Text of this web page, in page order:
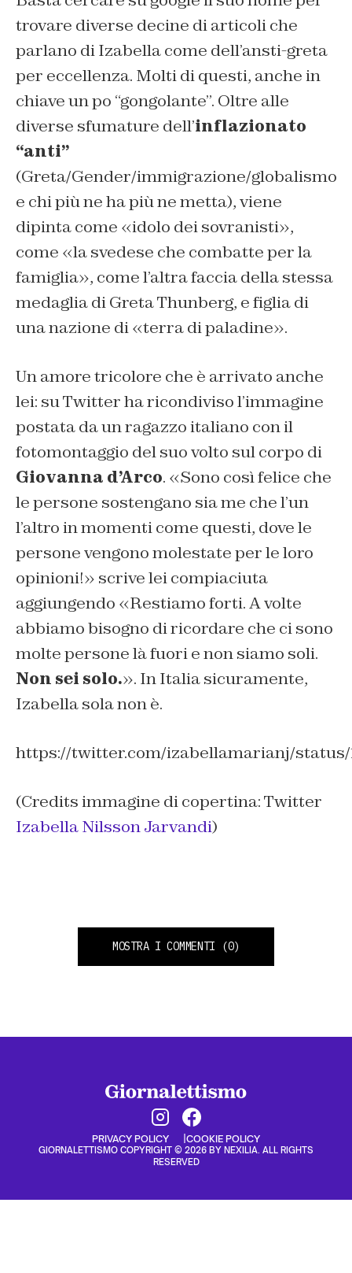
trovare diverse decine di articoli che
parlano di Izabella come dell’ansti-greta
per eccellenza. Molti di questi, anche in
chiave un po “gongolante”. Oltre alle
diverse sfumature dell’inflazionato
“anti”
(Greta/Gender/immigrazione/globalismo
e chi più ne ha più ne metta), viene
dipinta come «idolo dei sovranisti»,
come «la svedese che combatte per la
famiglia», come l’altra faccia della stessa
medaglia di Greta Thunberg, e figlia di
una nazione di «terra di paladine».
Un amore tricolore che è arrivato anche
lei: su Twitter ha ricondiviso l’immagine
postata da un ragazzo italiano con il
fotomontaggio del suo volto sul corpo di
Giovanna d’Arco. «Sono così felice che
le persone sostengano sia me che l’un
l’altro in momenti come questi, dove le
persone vengono molestate per le loro
opinioni!» scrive lei compiaciuta
aggiungendo «Restiamo forti. A volte
abbiamo bisogno di ricordare che ci sono
molte persone là fuori e non siamo soli.
Non sei solo.». In Italia sicuramente,
Izabella sola non è.
https://twitter.com/izabellamarianj/status/
(Credits immagine di copertina: Twitter
Izabella Nilsson Jarvandi)
MOSTRA I COMMENTI (0)
PRIVACY POLICY COOKIE POLICY
GIORNALETTISMO COPYRIGHT © 2026 BY NEXILIA. ALL RIGHTS
RESERVED